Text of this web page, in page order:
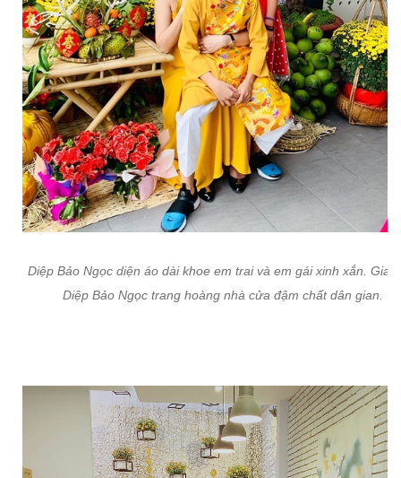
Diệp Bảo Ngọc diện áo dài khoe em trai và em gái xinh xắn. Gia
Diệp Bảo Ngọc trang hoàng nhà cửa đậm chất dân gian.